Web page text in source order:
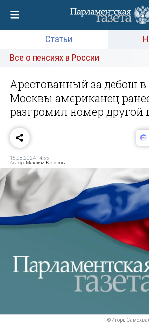
Статьи
Все о пенсиях в России
Арестованный за дебош в
Москвы американец
разгромил номер другой
15.08.2024 14:55
Автор: Максим Крюков
© Игорь